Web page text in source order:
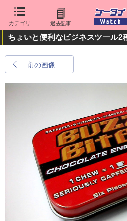
カテゴリ 過去記事
ちょいと便利なビジネスツール2
前の画像